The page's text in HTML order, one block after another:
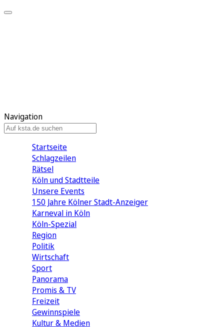
Navigation
Startseite
Schlagzeilen
Rätsel
Köln und Stadtteile
Unsere Events
150 Jahre Kölner Stadt-Anzeiger
Karneval in Köln
Köln-Spezial
Region
Politik
Wirtschaft
Sport
Panorama
Promis & TV
Freizeit
Gewinnspiele
Kultur & Medien